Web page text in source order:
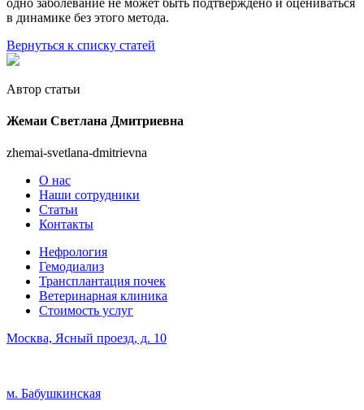
в динамике без этого метода.
Вернуться к списку статей
Автор статьи
Жемаи Светлана Дмитриевна
zhemai-svetlana-dmitrievna
О нас
Наши сотрудники
Статьи
Контакты
Нефрология
Гемодиализ
Трансплантация почек
Ветеринарная клиника
Стоимость услуг
Москва, Ясный проезд, д. 10
м. Бабушкинская